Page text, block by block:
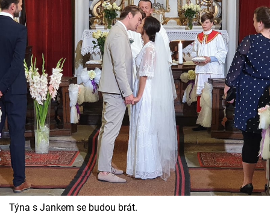
Týna s Jankem se budou brát.